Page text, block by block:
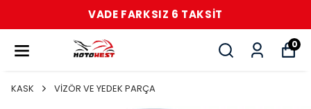
VADE FARKSIZ 6 TAKSİT
0
KASK VİZÖR VE YEDEK PARÇA